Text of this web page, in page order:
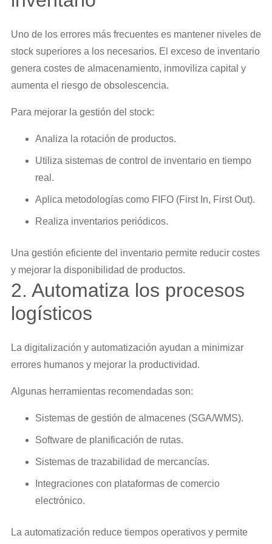
Uno de los errores más frecuentes es mantener niveles de
stock superiores a los necesarios. El exceso de inventario
genera costes de almacenamiento, inmoviliza capital y
aumenta el riesgo de obsolescencia.
Para mejorar la gestión del stock:
Analiza la rotación de productos.
Utiliza sistemas de control de inventario en tiempo
real.
Aplica metodologías como FIFO (First In, First Out).
Realiza inventarios periódicos.
Una gestión eficiente del inventario permite reducir costes
y mejorar la disponibilidad de productos.
2. Automatiza los procesos
logísticos
La digitalización y automatización ayudan a minimizar
errores humanos y mejorar la productividad.
Algunas herramientas recomendadas son:
Sistemas de gestión de almacenes (SGA/WMS).
Software de planificación de rutas.
Sistemas de trazabilidad de mercancías.
Integraciones con plataformas de comercio
electrónico.
La automatización reduce tiempos operativos y permite